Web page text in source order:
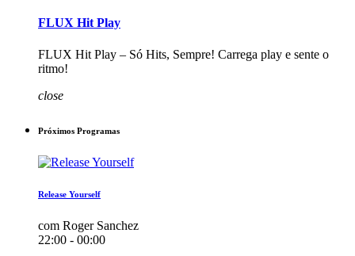
FLUX Hit Play
FLUX Hit Play – Só Hits, Sempre! Carrega play e sente o
ritmo!
close
Próximos Programas
Release Yourself
com Roger Sanchez
22:00 - 00:00